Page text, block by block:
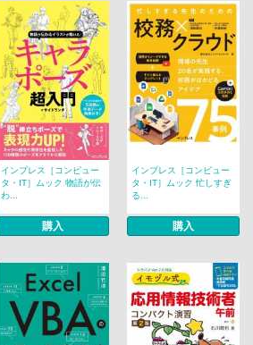
インプレス［コンピュー
タ・IT］ムック 物語が伝
わ...
購入
インプレス［コンピュー
タ・IT］ムック 忙しすぎ
る...
購入